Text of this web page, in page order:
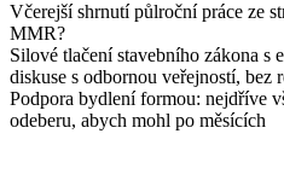
Včerejší shrnutí půlroční práce ze
MMR?
Silové tlačení stavebního zákona s
diskuse s odbornou veřejností, bez
Podpora bydlení formou: nejdříve
odeberu, abych mohl po měsících